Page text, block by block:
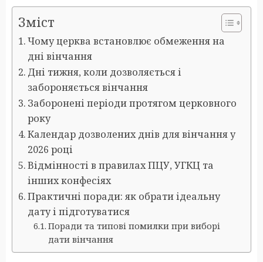
Зміст
Чому церква встановлює обмеження на
дні вінчання
Дні тижня, коли дозволяється і
забороняється вінчання
Заборонені періоди протягом церковного
року
Календар дозволених днів для вінчання у
2026 році
Відмінності в правилах ПЦУ, УГКЦ та
інших конфесіях
Практичні поради: як обрати ідеальну
дату і підготуватися
Поради та типові помилки при виборі
дати вінчання